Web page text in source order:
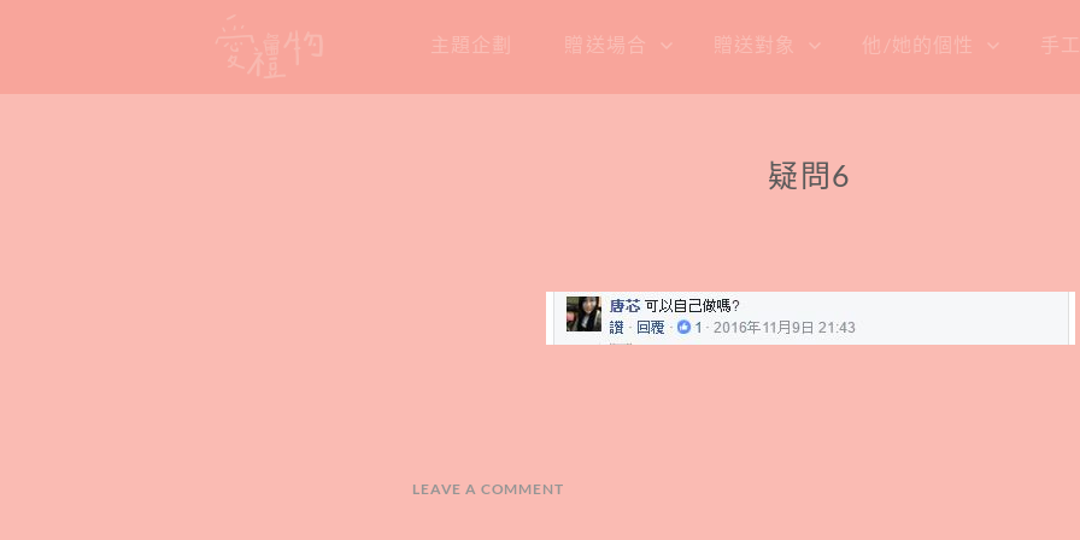
content
主題企劃 贈送場合 贈送對象 他/她的個性 手
疑問6
LEAVE A COMMENT